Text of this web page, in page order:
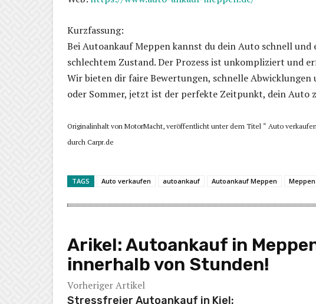
Kurzfassung:
Bei Autoankauf Meppen kannst du dein Auto schnell und
schlechtem Zustand. Der Prozess ist unkompliziert und
Wir bieten dir faire Bewertungen, schnelle Abwicklungen
oder Sommer, jetzt ist der perfekte Zeitpunkt, dein Auto
Originalinhalt von MotorMacht, veröffentlicht unter dem Titel “ Auto
durch Carpr.de
TAGS Auto verkaufen autoankauf Autoankauf Meppen Meppen
Arikel:Autoankauf in
innerhalb von Stunden!
Vorheriger Artikel
Stressfreier Autoankauf in Kiel: